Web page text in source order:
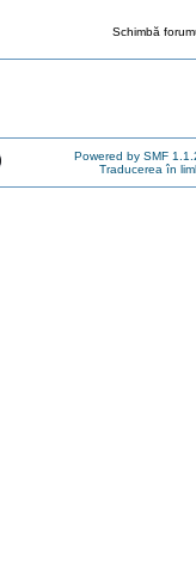
Schimbă
Powered by SMF
Traducerea în